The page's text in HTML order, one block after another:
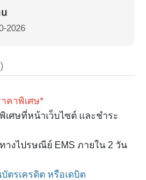
2026
คาพิเศษ*
ศษที่หน้าเว็บไซต์ เเละชำระ
างไปรษณีย์ EMS ภายใน 2 วัน
ตรเครดิต หรือเดบิต